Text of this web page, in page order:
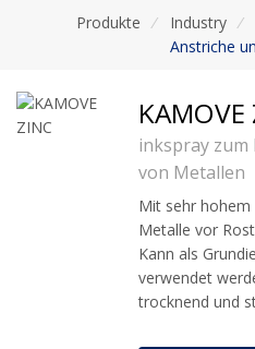
Produkte / Industry /
Anstriche
KAMOVE
inkspray zum
von Metallen
Mit sehr hohem
Metalle vor
Kann als
verwendet
trocknend und